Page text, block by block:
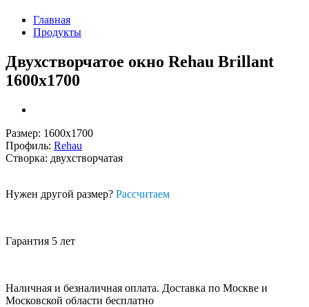
Главная
Продукты
Двухстворчатое окно Rehau Brillant
1600х1700
Размер: 1600х1700
Профиль: Rehau
Створка: двухстворчатая
Нужен другой размер? Рассчитаем
Гарантия 5 лет
Наличная и безналичная оплата. Доставка по Москве и
Московской области бесплатно